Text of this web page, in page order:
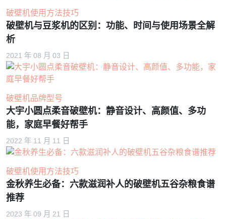
破壁机使用方法技巧
破壁机与豆浆机的区别：功能、时间与使用场景全解
析
2021 年 08 月 03 日
破壁机品牌型号
大宇小圆点柔音破壁机：静音设计、高颜值、多功
能，家庭早餐好帮手
2022 年 11 月 11 日
破壁机使用方法技巧
金秋养生必备：六款滋润补人的破壁机五谷杂粮食谱
推荐
2023 年 09 月 21 日